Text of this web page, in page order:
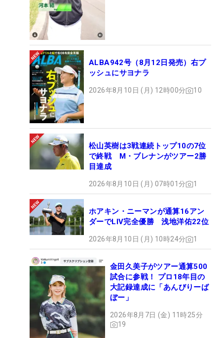
ALBA942号（8月12日発売）右プ
ッシュにサヨナラ
2026年8月10日 (月) 12時00分 10
松山英樹は3戦連続トップ10の7位
で終戦 M・ブレナンがツアー2勝
目達成
2026年8月10日 (月) 07時01分 1
ホアキン・ニーマンが通算16アン
ダーでLIV完全優勝 浅地洋佑22位
2026年8月10日 (月) 10時24分 1
金田久美子がツアー通算500
試合に参戦！ プロ18年目の
大記録達成に「あんびりーば
ぼー」
2026年8月7日 (金) 11時25分
19